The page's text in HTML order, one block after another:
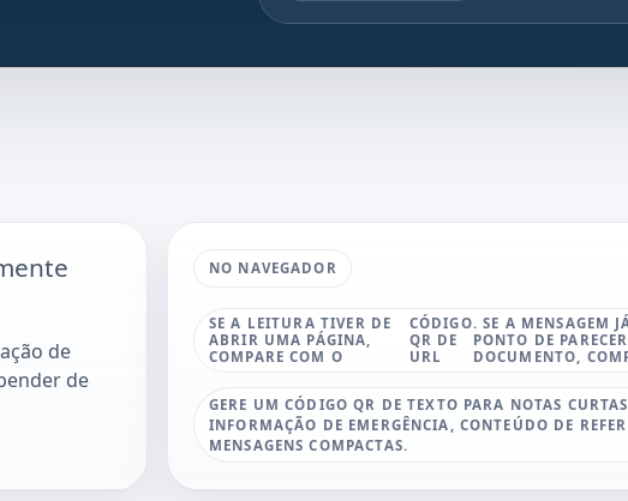
de
de
NO NAVEGADOR
SE A LEITURA TIVER DE
ABRIR UMA PÁGINA,
COMPARE COM O
CÓDIGO
QR DE
URL
. SE A MENSAGEM
PONTO DE
DOCUMENTO,
GERE UM CÓDIGO QR DE TEXTO PARA NOTAS
INFORMAÇÃO DE EMERGÊNCIA, CONTEÚDO DE
MENSAGENS COMPACTAS.